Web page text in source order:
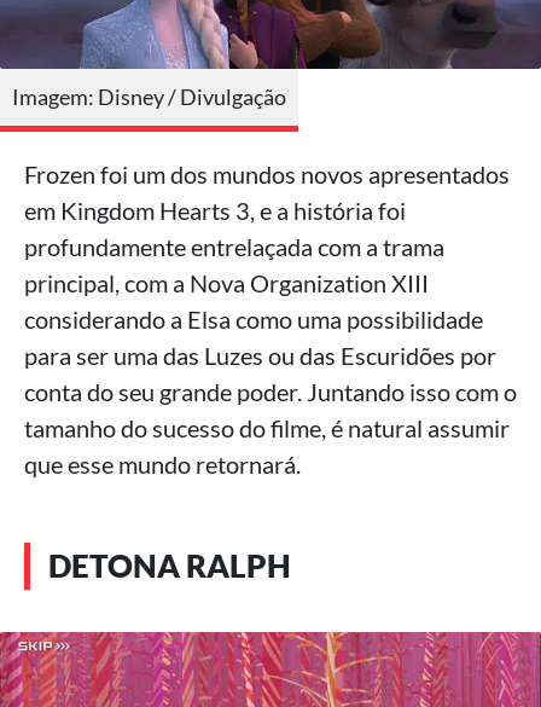
Imagem: Disney / Divulgação
Frozen foi um dos mundos novos apresentados
em Kingdom Hearts 3, e a história foi
profundamente entrelaçada com a trama
principal, com a Nova Organization XIII
considerando a Elsa como uma possibilidade
para ser uma das Luzes ou das Escuridões por
conta do seu grande poder. Juntando isso com o
tamanho do sucesso do filme, é natural assumir
que esse mundo retornará.
DETONA RALPH